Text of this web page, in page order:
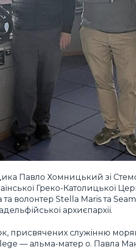
Павло Хомницький зі
Греко-Католицької
та волонтер Stella Maris та
архиєпархії.
присвячених служінню
— альма-матер о. Павла